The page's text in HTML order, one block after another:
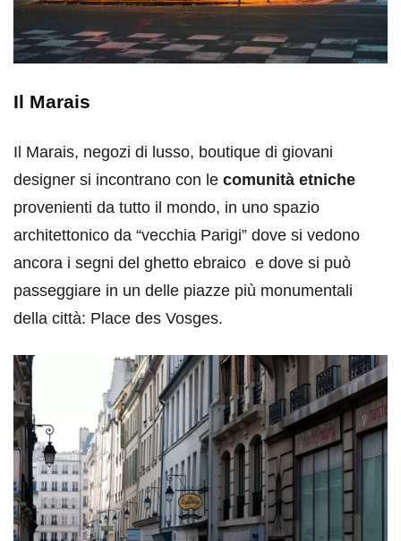
Il Marais
Il Marais, negozi di lusso, boutique di giovani
designer si incontrano con le comunità etniche
provenienti da tutto il mondo, in uno spazio
architettonico da “vecchia Parigi” dove si vedono
ancora i segni del ghetto ebraico e dove si può
passeggiare in un delle piazze più monumentali
della città: Place des Vosges.